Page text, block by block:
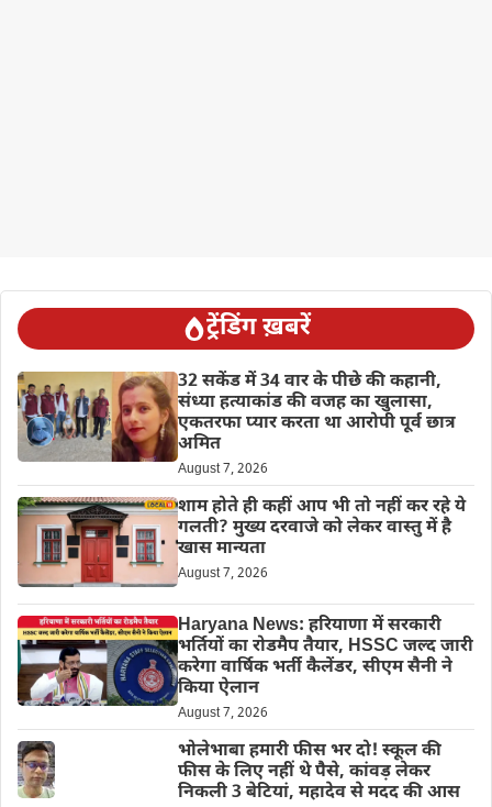
ट्रेंडिंग ख़बरें
32 सकेंड में 34 वार के पीछे की कहानी,
संध्या हत्याकांड की वजह का खुलासा,
एकतरफा प्यार करता था आरोपी पूर्व छात्र
अमित
August 7, 2026
शाम होते ही कहीं आप भी तो नहीं कर रहे ये
गलती? मुख्य दरवाजे को लेकर वास्तु में है
खास मान्यता
August 7, 2026
Haryana News: हरियाणा में सरकारी
भर्तियों का रोडमैप तैयार, HSSC जल्द जारी
करेगा वार्षिक भर्ती कैलेंडर, सीएम सैनी ने
किया ऐलान
August 7, 2026
भोलेभाबा हमारी फीस भर दो! स्कूल की
फीस के लिए नहीं थे पैसे, कांवड़ लेकर
निकली 3 बेटियां, महादेव से मदद की आस